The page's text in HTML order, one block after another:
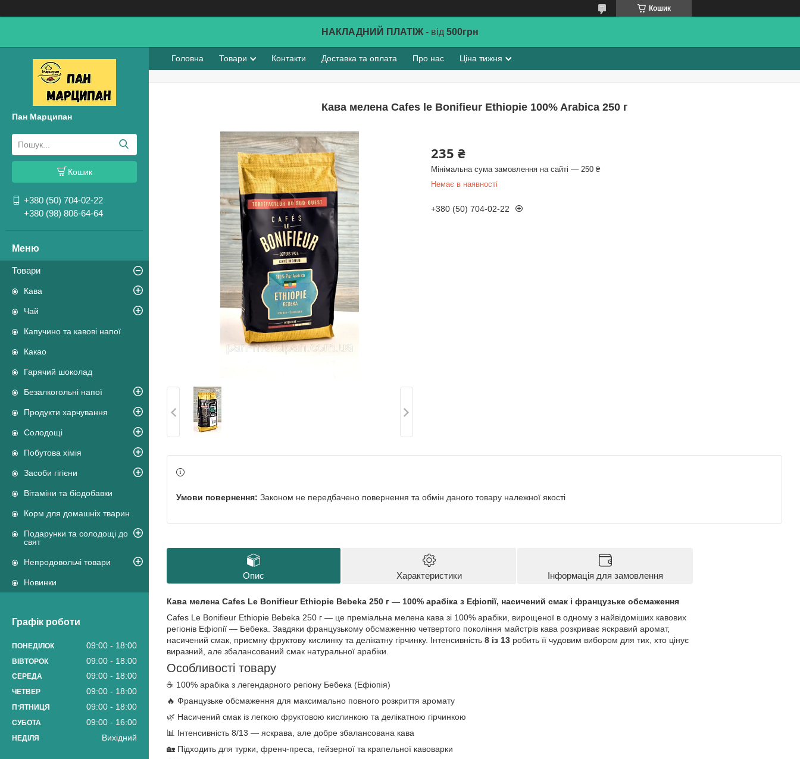
Кошик
НАКЛАДНИЙ ПЛАТІЖ - від 500грн
Пан Марципан
Кошик
+380 (50) 704-02-22
+380 (98) 806-64-64
Товари
Кава
Чай
Капучино та кавові напої
Какао
Гарячий шоколад
Безалкогольні напої
Продукти харчування
Солодощі
Побутова хімія
Засоби гігієни
Вітаміни та біодобавки
Корм для домашніх тварин
Подарунки та солодощі до
свят
Непродовольчі товари
Новинки
Графік роботи
ПОНЕДІЛОК 09:00 18:00
ВІВТОРОК 09:00 18:00
СЕРЕДА 09:00 18:00
ЧЕТВЕР 09:00 18:00
ПʼЯТНИЦЯ 09:00 18:00
СУБОТА 09:00 16:00
НЕДІЛЯ Вихідний
Головна Товари Контакти Доставка та оплата Про нас Ціна тижня
Кава мелена Cafes le Bonifieur Ethiopie 100% Arabica 250 г
235 ₴
Мінімальна сума замовлення на сайті — 250 ₴
Немає в наявності
+380 (50) 704-02-22
Законом не передбачено повернення та обмін даного товару належної якості
Опис Характеристики Інформація для замовлення
Кава мелена Cafes Le Bonifieur Ethiopie Bebeka 250 г — 100% арабіка з Ефіопії, насичений смак і французьке обсмаження
Cafes Le Bonifieur Ethiopie Bebeka 250 г — це преміальна мелена кава зі 100% арабіки, вирощеної в одному з найвідоміших кавових
регіонів Ефіопії — Бебека. Завдяки французькому обсмаженню четвертого покоління майстрів кава розкриває яскравий аромат,
насичений смак, приємну фруктову кислинку та делікатну гірчинку. Інтенсивність 8 із 13 робить її чудовим вибором для тих, хто цінує
виразний, але збалансований смак натуральної арабіки.
Особливості товару
☕ 100% арабіка з легендарного регіону Бебека (Ефіопія)
🔥 Французьке обсмаження для максимально повного розкриття аромату
🌿 Насичений смак із легкою фруктовою кислинкою та делікатною гірчинкою
📊 Інтенсивність 8/13 — яскрава, але добре збалансована кава
🏡 Підходить для турки, френч-преса, гейзерної та крапельної кавоварки